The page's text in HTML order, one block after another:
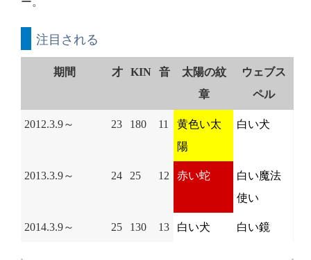
注目される
期間 才 KIN 音
太陽の紋
章
ウェブス
ペル
2012.3.9～ 23 180 11
黄色い太
陽
白い犬
2013.3.9～ 24 25 12 赤い蛇
白い魔法
使い
2014.3.9～ 25 130 13 白い犬 白い鏡